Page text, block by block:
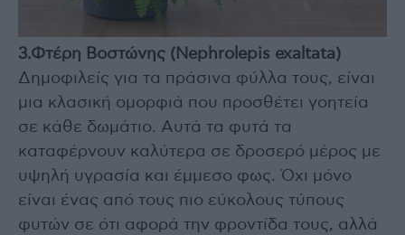
3.Φτέρη Βοστώνης (Nephrolepis exaltata)
Δημοφιλείς για τα πράσινα φύλλα τους, είναι
μια κλασική ομορφιά που προσθέτει γοητεία
σε κάθε δωμάτιο. Αυτά τα φυτά τα
καταφέρνουν καλύτερα σε δροσερό μέρος με
υψηλή υγρασία και έμμεσο φως. Όχι μόνο
είναι ένας από τους πιο εύκολους τύπους
φυτών σε ότι αφορά την φροντίδα τους, αλλά